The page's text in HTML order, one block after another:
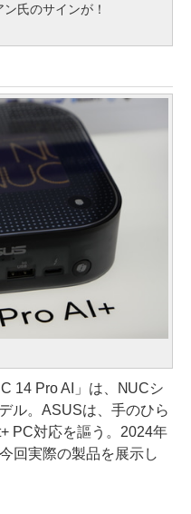
ン氏のサインが！
14 Pro AI」は、NUCシ
ル。ASUSは、手のひら
PC対応を謳う。2024年
回実際の製品を展示し